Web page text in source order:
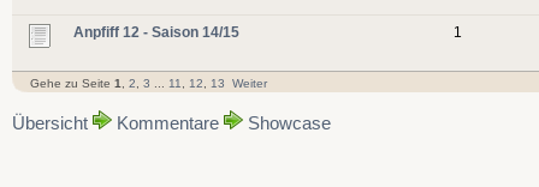
Anpfiff 12 - Saison 14/15 1
Gehe zu Seite 1 2 3 11 12 13 Weiter
Übersicht Kommentare Showcase